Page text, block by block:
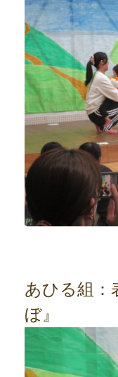
あひる組：
ぼ』